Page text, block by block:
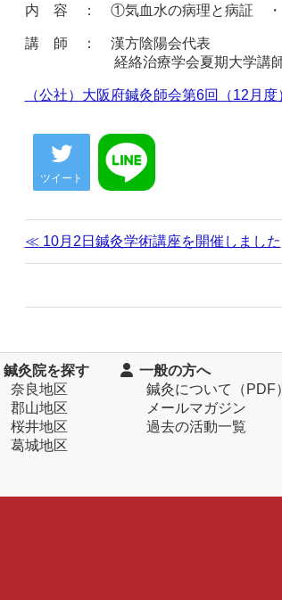
内 容 ： ①気血水の病理と病証 ・
講 師 ： 漢方陰陽会代表
経絡治療学会夏期大学講
（公社）大阪府鍼灸師会第6回（12月
ツイート
≪ 10月2日鍼灸学術講座を開催しました
鍼灸院を探す
奈良地区
郡山地区
桜井地区
葛城地区
一般の方へ
鍼灸について（PDF）
メールマガジン
過去の活動一覧